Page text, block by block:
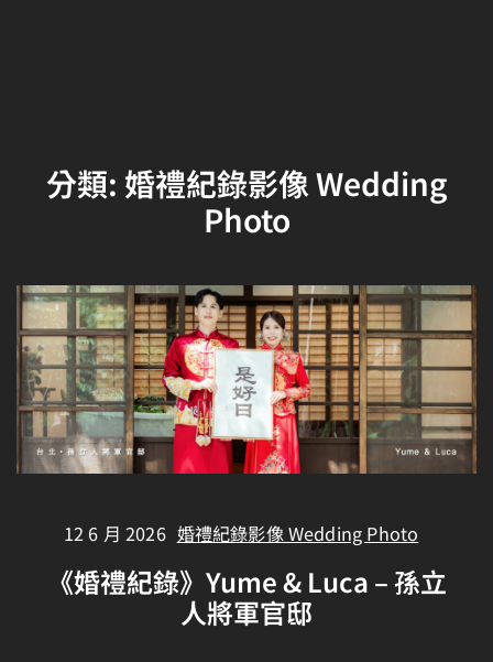
分類: 婚禮紀錄影像 Wedding
Photo
12 6 月 2026 婚禮紀錄影像 Wedding Photo
《婚禮紀錄》Yume & Luca – 孫立
人將軍官邸